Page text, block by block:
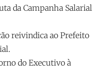
da Campanha Salarial
reivindica ao Prefeito
do Executivo à